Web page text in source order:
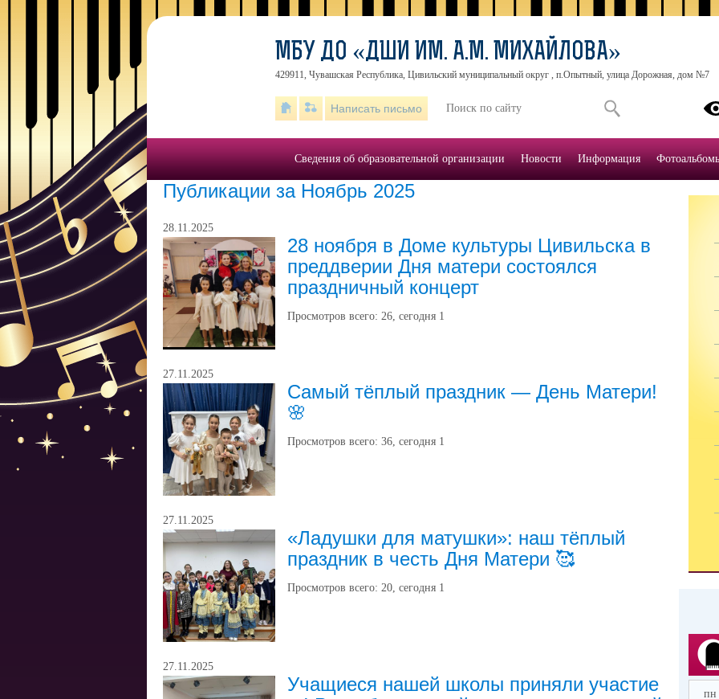
Публикации за Ноябрь 2025
28.11.2025
28 ноября в Доме культуры Цивильска в
преддверии Дня матери состоялся
праздничный концерт
Просмотров всего: 26, сегодня 1
27.11.2025
Самый тёплый праздник — День Матери!
🌸
Просмотров всего: 36, сегодня 1
27.11.2025
«Ладушки для матушки»: наш тёплый
праздник в честь Дня Матери 🥰
Просмотров всего: 20, сегодня 1
27.11.2025
Учащиеся нашей школы приняли участие
пн
МБУ ДО «ДШИ ИМ. А.М. МИХАЙЛОВА»
429911, Чувашская Республика, Цивильский муниципальный округ , п.Опытный, улица Дорожная, дом №7
Написать письмо
Сведения об образовательной организации Новости Информация